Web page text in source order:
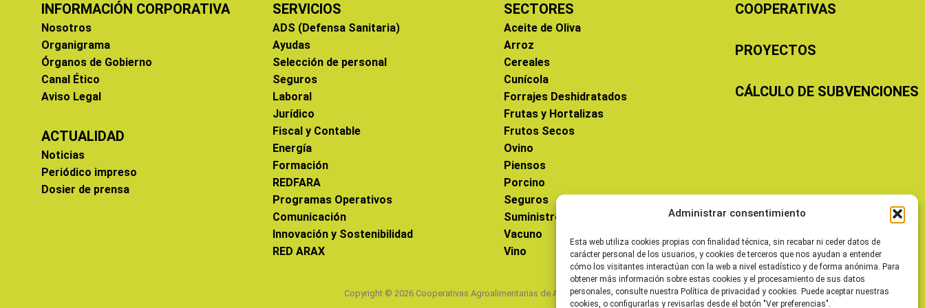
Administrar consentimiento
Esta web utiliza cookies propias con finalidad técnica, sin recabar ni ceder datos de
carácter personal de los usuarios, y cookies de terceros que nos ayudan a entender
cómo los visitantes interactúan con la web a nivel estadístico y de forma anónima. Para
obtener más información sobre estas cookies y el procesamiento de sus datos
personales, consulte nuestra Política de privacidad y cookies. Puede aceptar nuestras
cookies, o configurarlas y revisarlas desde el botón "Ver preferencias".
INFORMACIÓN CORPORATIVA
Nosotros
Organigrama
Órganos de Gobierno
Canal Ético
Aviso Legal
ACTUALIDAD
Noticias
Periódico impreso
Dosier de prensa
SERVICIOS
ADS (Defensa Sanitaria)
Ayudas
Selección de personal
Seguros
Laboral
Jurídico
Fiscal y Contable
Energía
Formación
REDFARA
Programas Operativos
Comunicación
Innovación y Sostenibilidad
RED ARAX
SECTORES
Aceite de Oliva
Arroz
Cereales
Cunícola
Forrajes Deshidratados
Frutas y Hortalizas
Frutos Secos
Ovino
Piensos
Porcino
Seguros
Suministros
Vacuno
Vino
COOPERATIVAS
PROYECTOS
CÁLCULO DE SUBVENCIONES
Copyright © 2026 Cooperativas Agroalimentarias de Aragón